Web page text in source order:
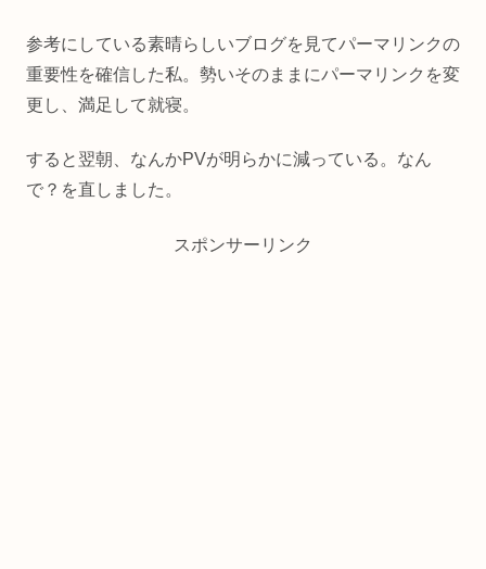
参考にしている素晴らしいブログを見てパーマリンクの
重要性を確信した私。勢いそのままにパーマリンクを変
更し、満足して就寝。
すると翌朝、なんかPVが明らかに減っている。なん
で？を直しました。
スポンサーリンク